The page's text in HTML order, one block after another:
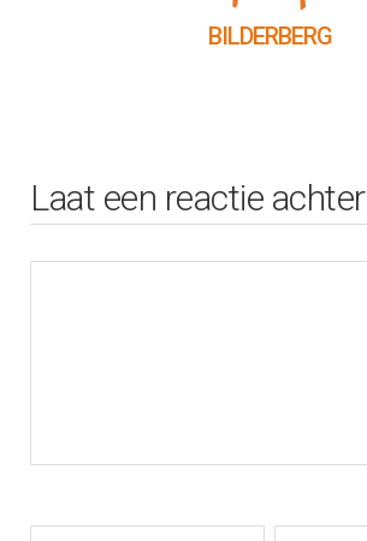
BILDERBERG
Laat een reactie achter